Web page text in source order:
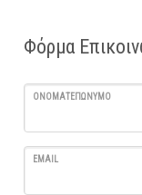
Φόρμα
ΟΝΟΜΑΤΕΠΏΝΥΜΟ
EMAIL